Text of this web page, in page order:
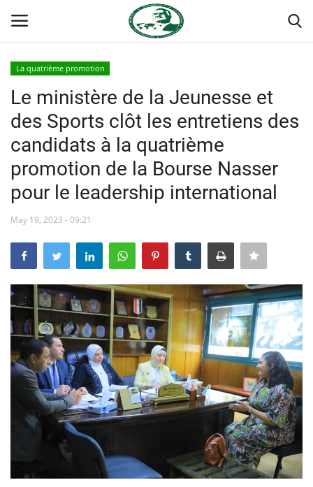
Accueil
Forum international Nasser
Terms & Conditions
Héritage de Gamal Abdel Nasser
L'Égypte
Les auspices
Mouvement de la jeunesse de
Nasser
La Bourse Nasser pour le leadership
international
Actualités
La quatrième promotion
Le ministère de la Jeunesse et
des Sports clôt les entretiens des
candidats à la quatrième
promotion de la Bourse Nasser
pour le leadership international
May 19, 2023 - 09:21